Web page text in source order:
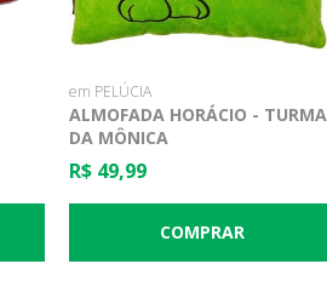
em PELÚCIA
ALMOFADA HORÁCIO - TURMA
DA MÔNICA
R$ 49,99